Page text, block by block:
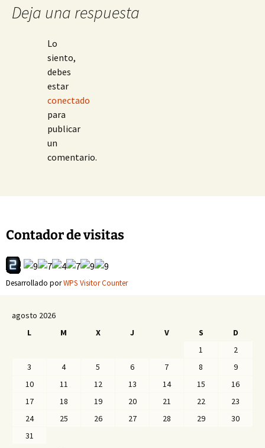
Deja una respuesta
Lo
siento,
debes
estar
conectado
para
publicar
un
comentario.
Contador de visitas
Desarrollado porWPS Visitor Counter
agosto 2026
L
M X J V S
D
1
2
3
4 5 6 7 8
9
10
11 12 13 14 15
16
17
18 19 20 21 22
23
24
25 26 27 28 29
30
31